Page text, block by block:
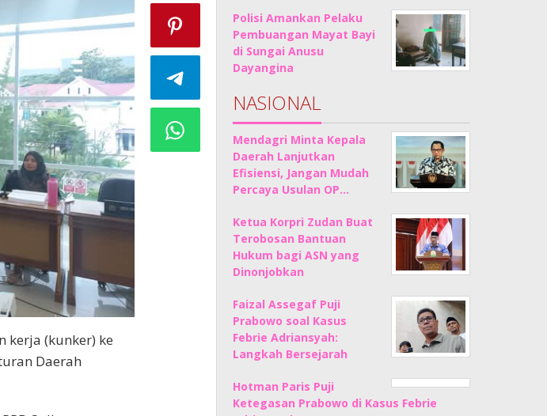
kerja (kunker) ke
Daerah
Polisi Amankan Pelaku
Pembuangan Mayat Bayi
di Sungai Anusu
Dayangina
NASIONAL
Mendagri Minta Kepala
Daerah Lanjutkan
Efisiensi, Jangan Mudah
Percaya Usulan OP…
Ketua Korpri Zudan Buat
Terobosan Bantuan
Hukum bagi ASN yang
Dinonjobkan
Faizal Assegaf Puji
Prabowo soal Kasus
Febrie Adriansyah:
Langkah Bersejarah
Hotman Paris Puji
Ketegasan Prabowo di Kasus Febrie